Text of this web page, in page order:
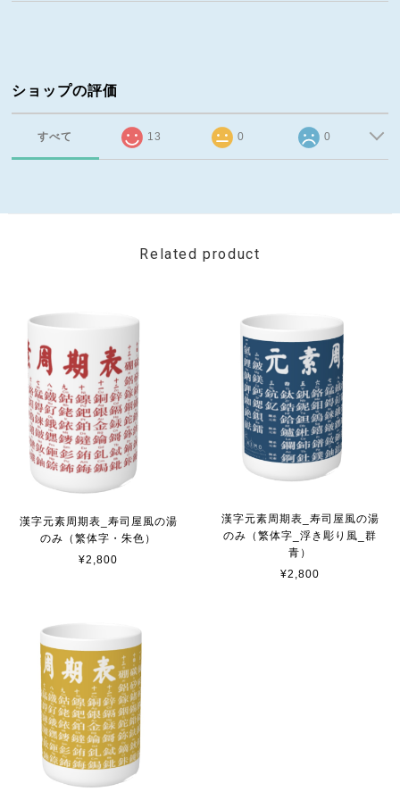
ショップの評価
すべて 13 0 0
Related product
漢字元素周期表_寿司屋風の湯
のみ（繁体字・朱色）
¥2,800
漢字元素周期表_寿司屋風の湯
のみ（繁体字_浮き彫り風_群
青）
¥2,800